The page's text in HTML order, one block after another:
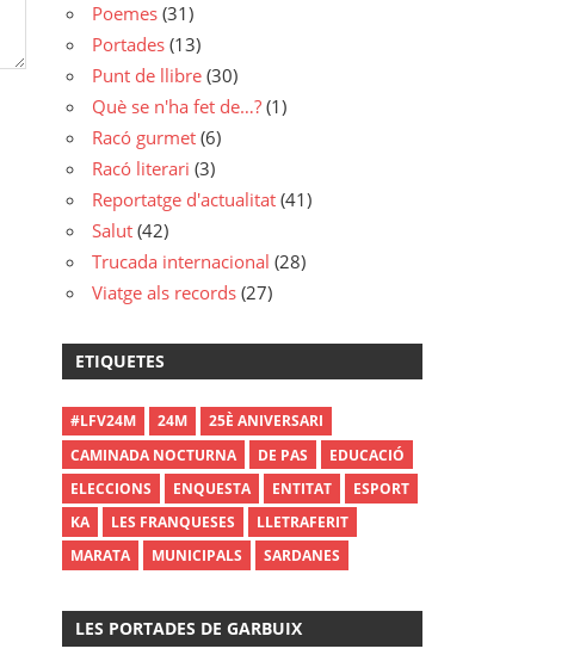
Poemes (31)
Portades (13)
Punt de llibre (30)
Què se n'ha fet de…? (1)
Racó gurmet (6)
Racó literari (3)
Reportatge d'actualitat (41)
Salut (42)
Trucada internacional (28)
Viatge als records (27)
ETIQUETES
#LFV24M 24M
25È ANIVERSARI
CAMINADA NOCTURNA
DE PAS
EDUCACIÓ
ELECCIONS
ENQUESTA ENTITAT
ESPORT
KA
LES FRANQUESES
LLETRAFERIT
MARATA
MUNICIPALS SARDANES
LES PORTADES DE GARBUIX